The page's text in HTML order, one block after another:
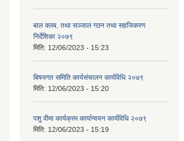
बाल क्लब, तथा सञ्जाल गठन तथा सहजिकरण
निर्देशिका २०७९
मिति: 12/06/2023 - 15:23
बिषयगत समिति कार्यसंचालन कार्यविधि २०७९
मिति: 12/06/2023 - 15:20
पशु वीमा कार्यक्रम कार्यान्वयन कार्यविधि २०७९
मिति: 12/06/2023 - 15:19